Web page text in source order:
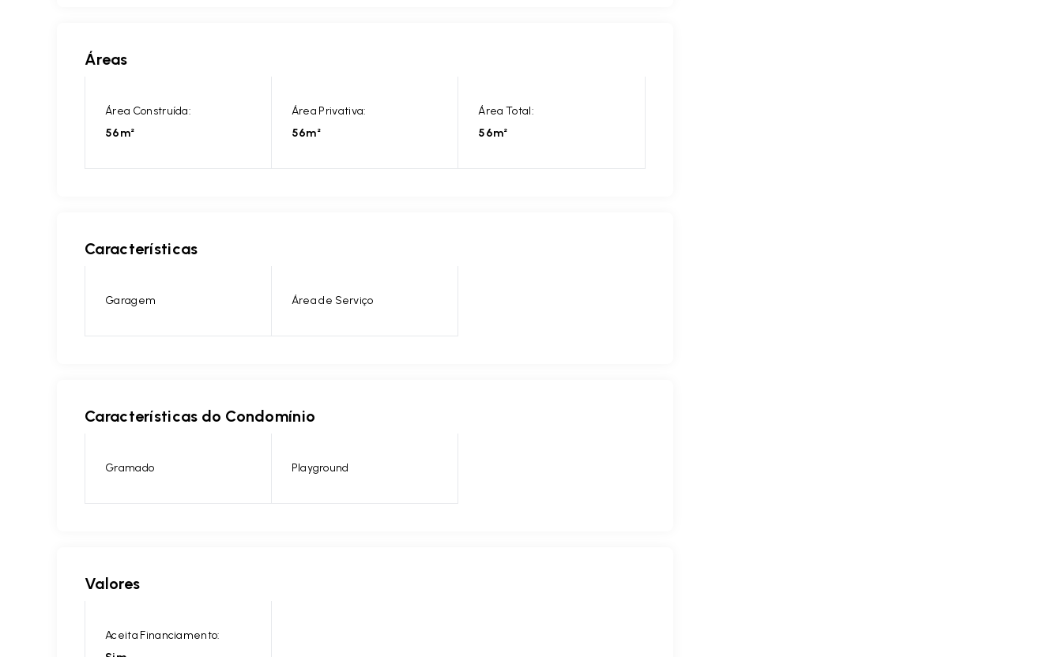
Áreas
Área Construída:
56m²
Área Privativa:
56m²
Área Total:
56m²
Características
Garagem Área de Serviço
Características do Condomínio
Gramado Playground
Valores
Aceita Financiamento: